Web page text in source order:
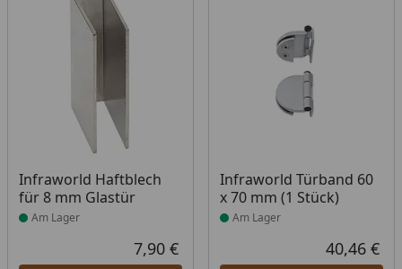
Infraworld Haftblech
für 8 mm Glastür
Produkt am Lager
Am Lager
Aktueller Preis
7,90 €
Infraworld Türband 60
x 70 mm (1 Stück)
Produkt am Lager
Am Lager
40,46 €